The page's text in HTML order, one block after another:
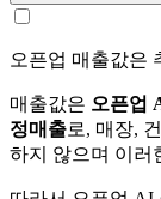
오픈업 매출값은
매출값은 오픈업
정매출로, 매장,
하지 않으며 이러